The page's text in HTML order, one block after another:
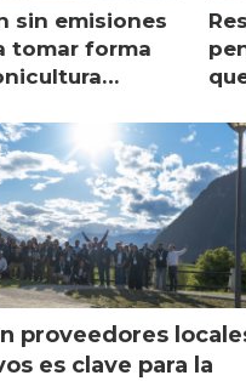
sin emisiones
tomar forma
proveedores
es clave para la